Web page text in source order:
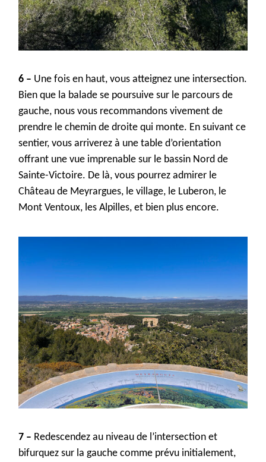
6 – Une fois en haut, vous atteignez une intersection.
Bien que la balade se poursuive sur le parcours de
gauche, nous vous recommandons vivement de
prendre le chemin de droite qui monte. En suivant ce
sentier, vous arriverez à une table d’orientation
offrant une vue imprenable sur le bassin Nord de
Sainte-Victoire. De là, vous pourrez admirer le
Château de Meyrargues, le village, le Luberon, le
Mont Ventoux, les Alpilles, et bien plus encore.
7 – Redescendez au niveau de l’intersection et
bifurquez sur la gauche comme prévu initialement,